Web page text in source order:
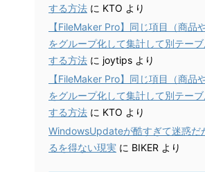
する方法 に KTO より
【FileMaker Pro】同じ項目（商品
をグループ化して集計して別テー
する方法 に joytips より
【FileMaker Pro】同じ項目（商品
をグループ化して集計して別テー
する方法 に KTO より
WindowsUpdateが酷すぎて迷惑だ
るを得ない現実 に BIKER より